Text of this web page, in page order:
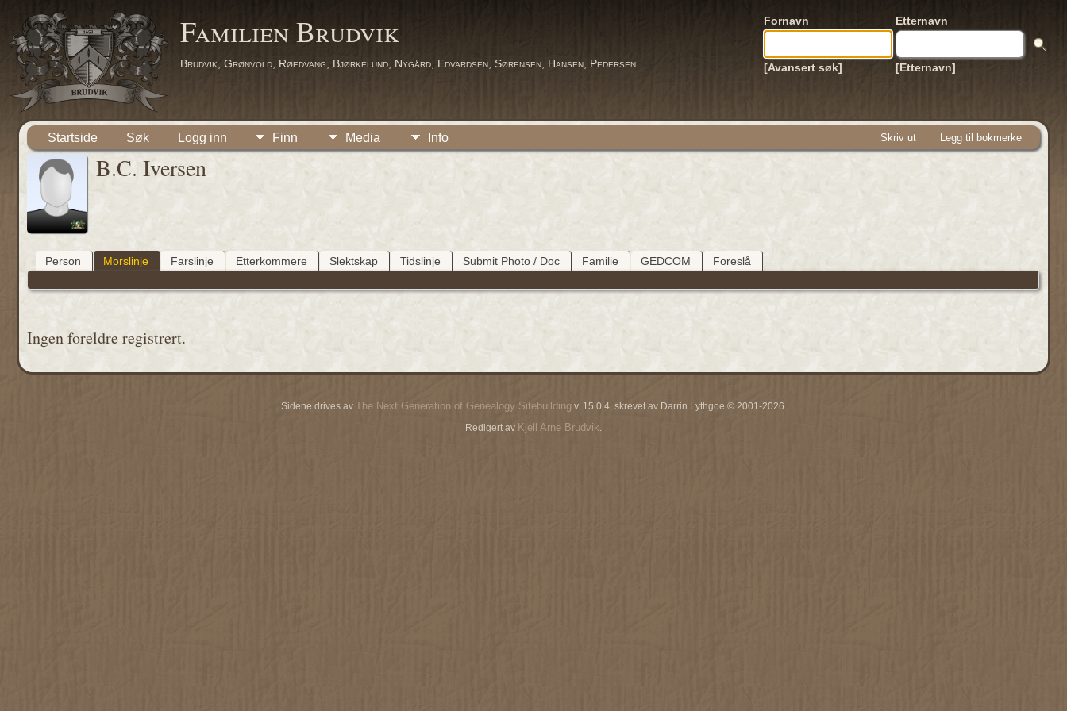
Familien Brudvik
Brudvik, Grønvold, Røedvang, Bjørkelund, Nygård, Edvardsen, Sørensen, Hansen, Pedersen
Fornavn Etternavn
[Avansert søk] [Etternavn]
Startside Søk Logg inn Finn Media Info Skriv ut Legg til bokmerke
B.C. Iversen
Person Morslinje Farslinje Etterkommere Slektskap Tidslinje Submit Photo / Doc Familie GEDCOM Foreslå
Ingen foreldre registrert.
Sidene drives av The Next Generation of Genealogy Sitebuilding v. 15.0.4, skrevet av Darrin Lythgoe © 2001-2026.
Redigert av Kjell Arne Brudvik.